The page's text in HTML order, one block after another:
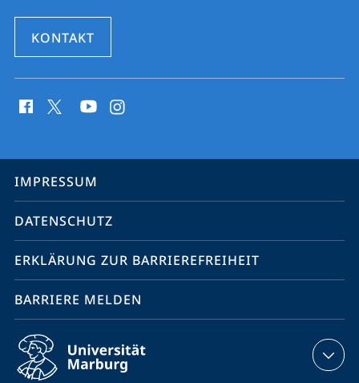
KONTAKT
Media
Service-
Navigation
IMPRESSUM
DATENSCHUTZ
ERKLÄRUNG ZUR BARRIEREFREIHEIT
BARRIERE MELDEN